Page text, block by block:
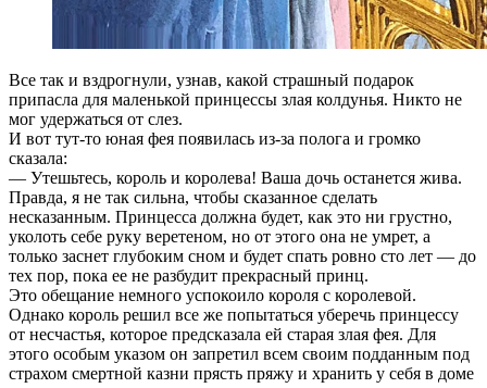
Все так и вздрогнули, узнав, какой страшный подарок
припасла для маленькой принцессы злая колдунья. Никто не
мог удержаться от слез.
И вот тут-то юная фея появилась из-за полога и громко
сказала:
— Утешьтесь, король и королева! Ваша дочь останется жива.
Правда, я не так сильна, чтобы сказанное сделать
несказанным. Принцесса должна будет, как это ни грустно,
уколоть себе руку веретеном, но от этого она не умрет, а
только заснет глубоким сном и будет спать ровно сто лет — до
тех пор, пока ее не разбудит прекрасный принц.
Это обещание немного успокоило короля с королевой.
Однако король решил все же попытаться уберечь принцессу
от несчастья, которое предсказала ей старая злая фея. Для
этого особым указом он запретил всем своим подданным под
страхом смертной казни прясть пряжу и хранить у себя в доме